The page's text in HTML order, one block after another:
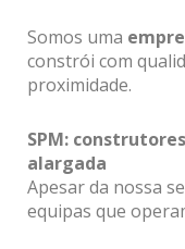
Somos uma
constrói com
proximidade.
SPM:
alargada
Apesar da nossa
equipas que